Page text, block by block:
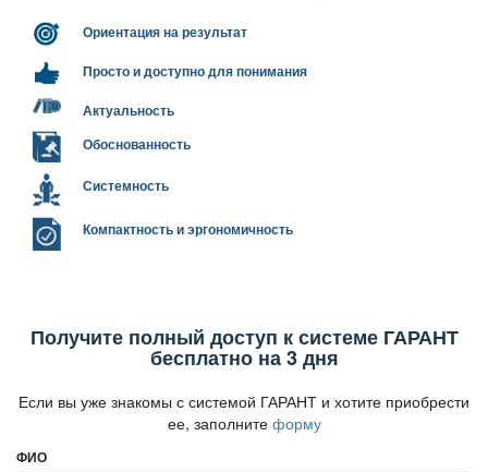
Ориентация на результат
Просто и доступно для понимания
Актуальность
Обоснованность
Системность
Компактность и эргономичность
Получите полный доступ к системе ГАРАНТ
есплатно на 3 дня
Если вы уже знакомы с системой ГАРАНТ и хотите приобрести
ее, заполните форму
ФИО